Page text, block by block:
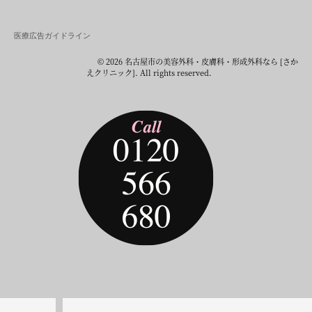
医療広告ガイドライン
© 2026 名古屋市の美容外科・皮膚科・形成外科なら [さか
えクリニック]. All rights reserved.